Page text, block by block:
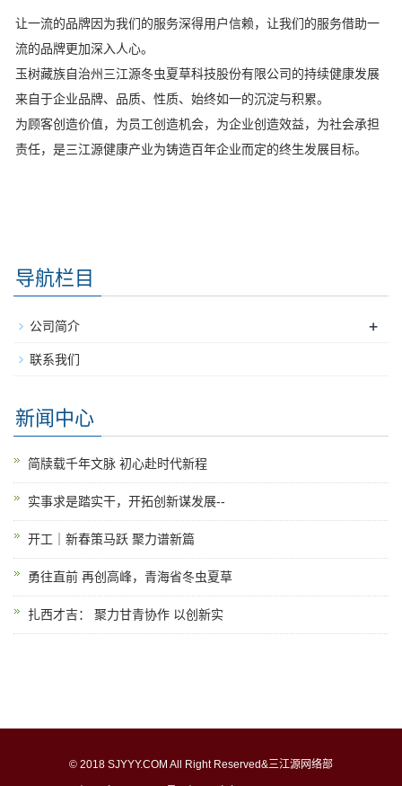
让一流的品牌因为我们的服务深得用户信赖，让我们的服务借助一
流的品牌更加深入人心。
玉树藏族自治州三江源冬虫夏草科技股份有限公司的持续健康发展
来自于企业品牌、品质、性质、始终如一的沉淀与积累。
为顾客创造价值，为员工创造机会，为企业创造效益，为社会承担
责任，是三江源健康产业为铸造百年企业而定的终生发展目标。
导航栏目
公司简介 +
联系我们
新闻中心
简牍载千年文脉 初心赴时代新程
实事求是踏实干，开拓创新谋发展--
开工｜新春策马跃 聚力谱新篇
勇往直前 再创高峰，青海省冬虫夏草
扎西才吉： 聚力甘青协作 以创新实
© 2018 SJYYY.COM All Right Reserved&三江源网络部